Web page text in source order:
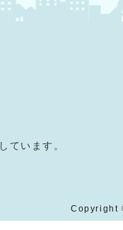
ています。
Copyright